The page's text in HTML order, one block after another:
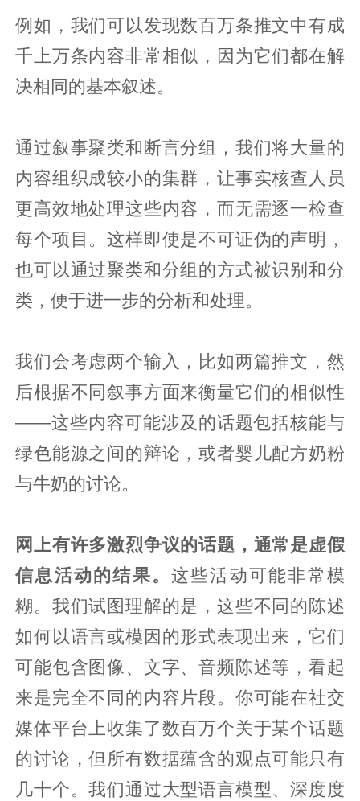
例如，我们可以发现数百万条推文中有成
千上万条内容非常相似，因为它们都在解
决相同的基本叙述。
通过叙事聚类和断言分组，我们将大量的
内容组织成较小的集群，让事实核查人员
更高效地处理这些内容，而无需逐一检查
每个项目。这样即使是不可证伪的声明，
也可以通过聚类和分组的方式被识别和分
类，便于进一步的分析和处理。
我们会考虑两个输入，比如两篇推文，然
后根据不同叙事方面来衡量它们的相似性
——这些内容可能涉及的话题包括核能与
绿色能源之间的辩论，或者婴儿配方奶粉
与牛奶的讨论。
网上有许多激烈争议的话题，通常是虚假
信息活动的结果。这些活动可能非常模
糊。我们试图理解的是，这些不同的陈述
如何以语言或模因的形式表现出来，它们
可能包含图像、文字、音频陈述等，看起
来是完全不同的内容片段。你可能在社交
媒体平台上收集了数百万个关于某个话题
的讨论，但所有数据蕴含的观点可能只有
几十个。我们通过大型语言模型、深度度